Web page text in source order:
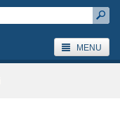
MENU